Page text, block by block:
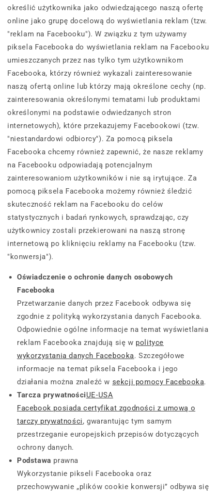
określić użytkownika jako odwiedzającego naszą ofertę
online jako grupę docelową do wyświetlania reklam (tzw.
"reklam na Facebooku"). W związku z tym używamy
piksela Facebooka do wyświetlania reklam na Facebooku
umieszczanych przez nas tylko tym użytkownikom
Facebooka, którzy również wykazali zainteresowanie
naszą ofertą online lub którzy mają określone cechy (np.
zainteresowania określonymi tematami lub produktami
określonymi na podstawie odwiedzanych stron
internetowych), które przekazujemy Facebookowi (tzw.
"niestandardowi odbiorcy"). Za pomocą piksela
Facebooka chcemy również zapewnić, że nasze reklamy
na Facebooku odpowiadają potencjalnym
zainteresowaniom użytkowników i nie są irytujące. Za
pomocą piksela Facebooka możemy również śledzić
skuteczność reklam na Facebooku do celów
statystycznych i badań rynkowych, sprawdzając, czy
użytkownicy zostali przekierowani na naszą stronę
internetową po kliknięciu reklamy na Facebooku (tzw.
"konwersja").
Oświadczenie o ochronie danych osobowych
Facebooka
Przetwarzanie danych przez Facebook odbywa się
zgodnie z polityką wykorzystania danych Facebooka.
Odpowiednie ogólne informacje na temat wyświetlania
reklam Facebooka znajdują się w polityce
wykorzystania danych Facebooka. Szczegółowe
informacje na temat piksela Facebooka i jego
działania można znaleźć w sekcji pomocy Facebooka.
Tarcza prywatnościUE-USA
Facebook posiada certyfikat zgodności z umową o
tarczy prywatności, gwarantując tym samym
przestrzeganie europejskich przepisów dotyczących
ochrony danych.
Podstawa prawna
Wykorzystanie pikseli Facebooka oraz
przechowywanie „plików cookie konwersji” odbywa się